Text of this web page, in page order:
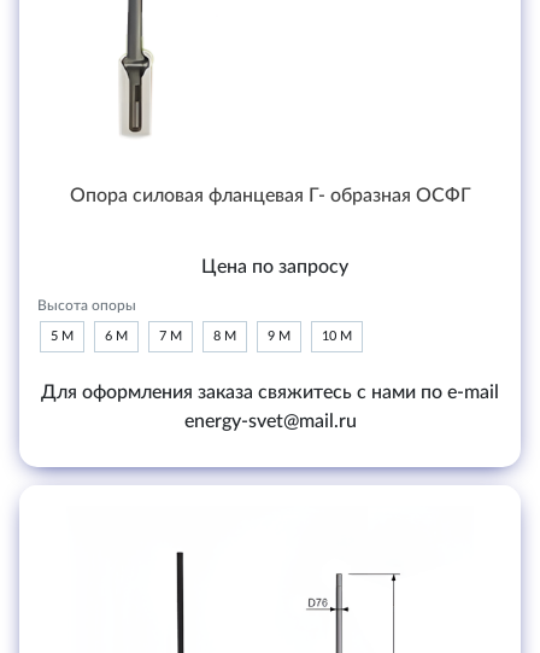
Опора силовая фланцевая Г- образная ОСФГ
Цена по запросу
Высота опоры
5 М 6 М 7 М 8 М 9 М 10 М
Для оформления заказа свяжитесь с нами по e-mail
energy-svet@mail.ru